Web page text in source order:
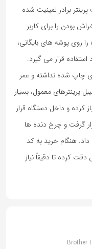
برادر لمینیت شده
را برای کاربر
روی پوشه های بایگانی،
قرار می گیرد.
چاپ شده نداشته و عمر
پرینترهای معمول، بسیار
و داخل دستگاه قرار
گرفت و چرخ دنده ها
داد. هنگام خرید به کد
کرده تا دقیقاً نیاز
Brother